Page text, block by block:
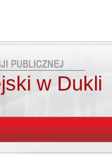
w Dukli